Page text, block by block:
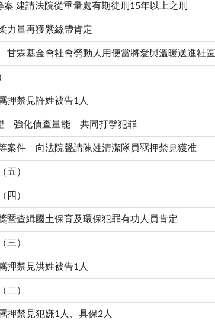
建請法院從重量處有期徒刑15年以上之刑
力量再獲紫絲帶肯定
霖基金會社會勞動人用便當將愛與溫暖送進社區
禁見許姓被告1人
強化偵查量能 共同打擊犯罪
案件 向法院聲請陳姓清潔隊員羈押禁見獲准
五）
四）
查緝國土保育及環保犯罪有功人員肯定
三）
禁見洪姓被告1人
二）
禁見犯嫌1人、具保2人